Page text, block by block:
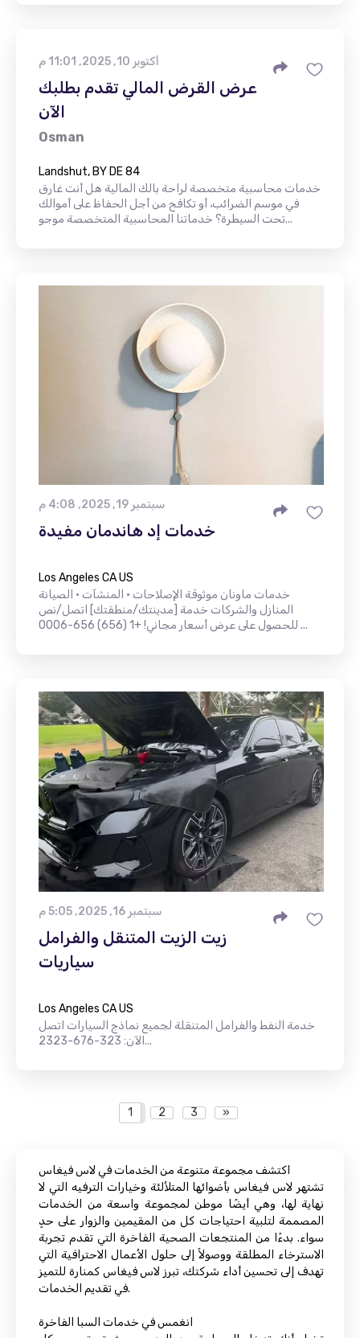
أكتوبر 10, 2025, 11:01 م
عرض القرض المالي تقدم بطلبك
الآن
Osman
Landshut, BY DE 84
خدمات محاسبية متخصصة لراحة بالك المالية هل أنت غارق
في موسم الضرائب، أو تكافح من أجل الحفاظ على أموالك
تحت السيطرة؟ خدماتنا المحاسبية المتخصصة موجو...
سبتمبر 19, 2025, 4:08 م
خدمات إد هاندمان مفيدة
Los Angeles CA US
خدمات ماونان موثوقة الإصلاحات • المنشآت • الصيانة
المنازل والشركات خدمة [مدينتك/منطقتك] اتصل/نص
للحصول على عرض أسعار مجاني! +1 (656) 656-0006 ...
سبتمبر 16, 2025, 5:05 م
زيت الزيت المتنقل والفرامل
سياريات
Los Angeles CA US
خدمة النفط والفرامل المتنقلة لجميع نماذج السيارات اتصل
الآن: 323-676-2323...
1 2 3 »
اكتشف مجموعة متنوعة من الخدمات في لاس فيغاس
تشتهر لاس فيغاس بأضوائها المتلألئة وخيارات الترفيه التي لا
نهاية لها، وهي أيضًا موطن لمجموعة واسعة من الخدمات
المصممة لتلبية احتياجات كل من المقيمين والزوار على حدٍ
سواء. بدءًا من المنتجعات الصحية الفاخرة التي تقدم تجربة
الاسترخاء المطلقة ووصولاً إلى حلول الأعمال الاحترافية التي
تهدف إلى تحسين أداء شركتك، تبرز لاس فيغاس كمنارة للتميز
في تقديم الخدمات.
انغمس في خدمات السبا الفاخرة